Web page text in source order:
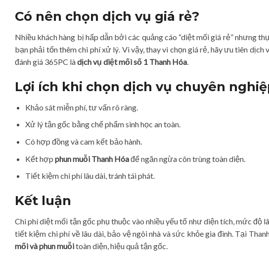
Có nên chọn dịch vụ giá rẻ?
Nhiều khách hàng bị hấp dẫn bởi các quảng cáo “diệt mối giá rẻ” nhưng
bạn phải tốn thêm chi phí xử lý. Vì vậy, thay vì chọn giá rẻ, hãy ưu tiên dịch
đánh giá 365PC làdịch vụ diệt mối số 1 Thanh Hóa.
Lợi ích khi chọn dịch vụ chuyên
Khảo sát miễn phí, tư vấn rõ ràng.
Xử lý tận gốc bằng chế phẩm sinh học an toàn.
Có hợp đồng và cam kết bảo hành.
Kết hợp phun muỗi Thanh Hóađể ngăn ngừa côn trùng toàn diện.
Tiết kiệm chi phí lâu dài, tránh tái phát.
Kết luận
Chi phí diệt mối tận gốc phụ thuộc vào nhiều yếu tố như diện tích, mức độ
tiết kiệm chi phí về lâu dài, bảo vệ ngôi nhà và sức khỏe gia đình. Tại
mối và phun muỗitoàn diện, hiệu quả tận gốc.